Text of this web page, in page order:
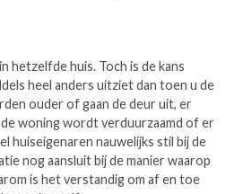
hetzelfde huis. Toch is de kans
heel anders uitziet dan toen u de
ouder of gaan de deur uit, er
woning wordt verduurzaamd of er
huiseigenaren nauwelijks stil bij de
nog aansluit bij de manier waarop
is het verstandig om af en toe